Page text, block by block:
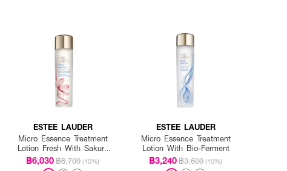
ESTEE LAUDER
Micro Essence Treatment
Lotion Fresh With Sakura
Ferment
฿6,030฿6,700 (10%)
ESTEE LAUDER
Micro Essence Treatment
Lotion With Bio-Ferment
฿3,240฿3,600 (10%)